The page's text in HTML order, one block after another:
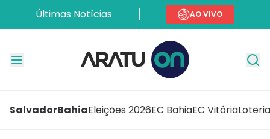
Últimas Notícias AO VIVO
SalvadorBahiaEleições 2026EC BahiaEC Vitória